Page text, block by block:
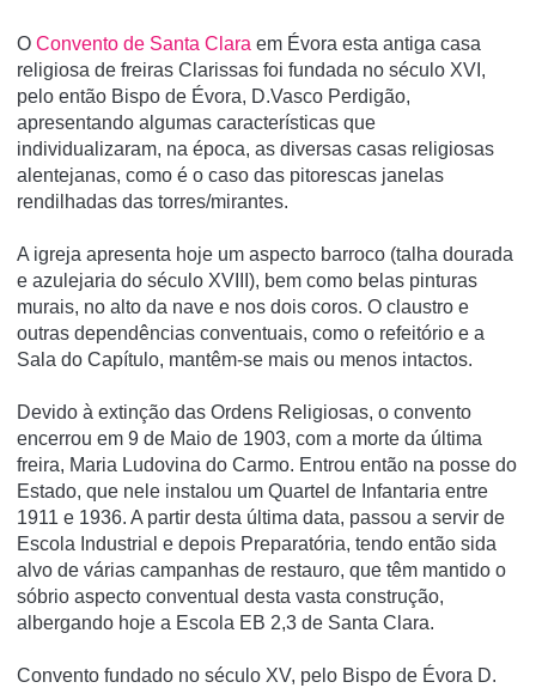
O Convento de Santa Clara em Évora esta antiga casa
religiosa de freiras Clarissas foi fundada no século XVI,
pelo então Bispo de Évora, D.Vasco Perdigão,
apresentando algumas caracterí­sticas que
individualizaram, na época, as diversas casas religiosas
alentejanas, como é o caso das pitorescas janelas
rendilhadas das torres/mirantes.
A igreja apresenta hoje um aspecto barroco (talha dourada
e azulejaria do século XVIII), bem como belas pinturas
murais, no alto da nave e nos dois coros. O claustro e
outras dependências conventuais, como o refeitório e a
Sala do Capí­tulo, mantêm-se mais ou menos intactos.
Devido à extinção das Ordens Religiosas, o convento
encerrou em 9 de Maio de 1903, com a morte da última
freira, Maria Ludovina do Carmo. Entrou então na posse do
Estado, que nele instalou um Quartel de Infantaria entre
1911 e 1936. A partir desta última data, passou a servir de
Escola Industrial e depois Preparatória, tendo então sida
alvo de várias campanhas de restauro, que têm mantido o
sóbrio aspecto conventual desta vasta construção,
albergando hoje a Escola EB 2,3 de Santa Clara.
Convento fundado no século XV, pelo Bispo de Évora D.